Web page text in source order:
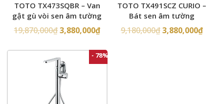
TOTO TX473SQBR – Van
gật gù vòi sen âm tường
19,870,000₫3,880,000₫
TOTO TX491SCZ CURIO –
Bát sen âm tường
9,180,000₫3,880,000₫
- 78%